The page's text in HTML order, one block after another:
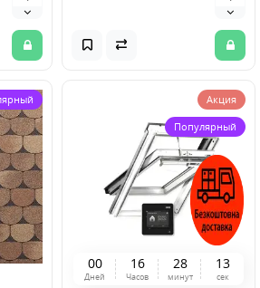
Акция
Популярный
00
Дней
16
Часов
28
минут
13
сек